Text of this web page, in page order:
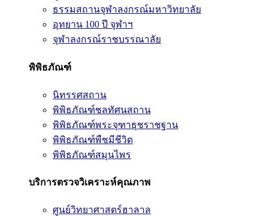
ธรรมสถานจุฬาลงกรณ์มหาวิทยาลัย
อุทยาน 100 ปี จุฬาฯ
จุฬาลงกรณ์ราชบรรณาลัย
พิพิธภัณฑ์
นิทรรศสถาน
พิพิธภัณฑ์ชลทัศนสถาน
พิพิธภัณฑ์พระจุฑาธุชราชฐาน
พิพิธภัณฑ์พืชมีชีวิต
พิพิธภัณฑ์สมุนไพร
บริการตรวจวิเคราะห์คุณภาพ
ศูนย์วิทยาศาสตร์ฮาลาล